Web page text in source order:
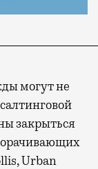
могут не
закрыться
Urban